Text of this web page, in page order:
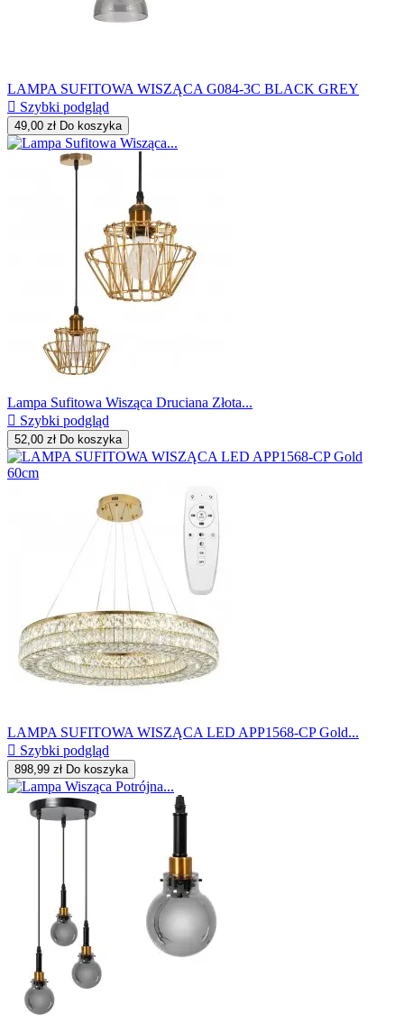
LAMPA SUFITOWA WISZĄCA G084-3C BLACK GREY
 Szybki podgląd
49,00 zł Do koszyka
Lampa Sufitowa Wisząca Druciana Złota...
 Szybki podgląd
52,00 zł Do koszyka
LAMPA SUFITOWA WISZĄCA LED APP1568-CP Gold...
 Szybki podgląd
898,99 zł Do koszyka